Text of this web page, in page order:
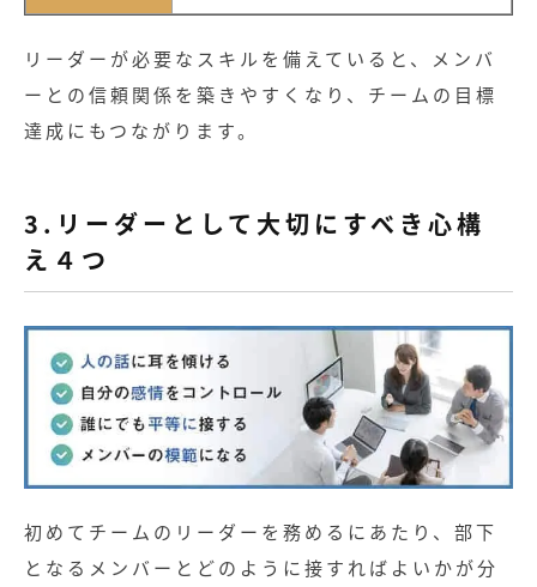
記事
リーダーが必要なスキルを備えていると、メンバ
ーとの信頼関係を築きやすくなり、チームの目標
達成にもつながります。
3.リーダーとして大切にすべき心構
え４つ
初めてチームのリーダーを務めるにあたり、部下
となるメンバーとどのように接すればよいかが分